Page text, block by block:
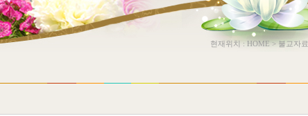
현재위치 :HOME>불교자료